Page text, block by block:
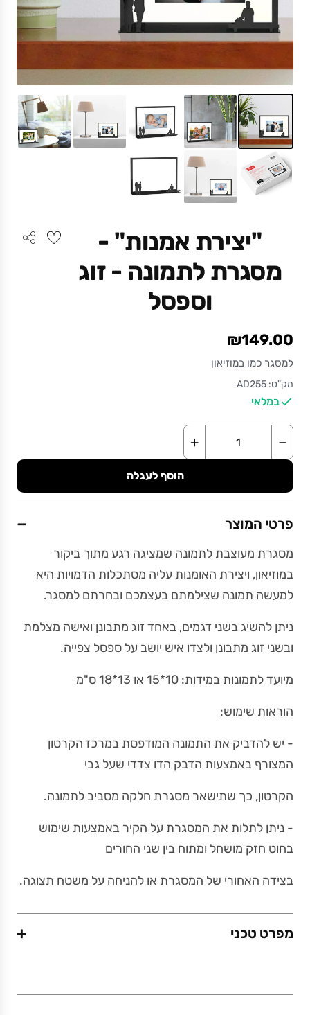
"יצירת אמנות" -
מסגרת לתמונה - זוג
וספסל
₪149.00
למסגר כמו במוזיאון
מק"ט: AD255
במלאי
−
+
הוסף לעגלה
פרטי המוצר −
מסגרת מעוצבת לתמונה שמציגה רגע מתוך ביקור
במוזיאון, ויצירת האומנות עליה מסתכלות הדמויות היא
למעשה תמונה שצילמתם בעצמכם ובחרתם למסגר.
ניתן להשיג בשני דגמים, באחד זוג מתבונן ואישה מצלמת
ובשני זוג מתבונן ולצדו איש יושב על ספסל צפייה.
מיועד לתמונות במידות: 10*15 או 13*18 ס"מ
הוראות שימוש:
- יש להדביק את התמונה המודפסת במרכז הקרטון
המצורף באמצעות הדבק הדו צדדי שעל גבי
הקרטון, כך שתישאר מסגרת חלקה מסביב לתמונה.
- ניתן לתלות את המסגרת על הקיר באמצעות שימוש
בחוט חזק מושחל ומתוח בין שני החורים
בצידה האחורי של המסגרת או להניחה על משטח תצוגה.
מפרט טכני +
משקל (גרם)